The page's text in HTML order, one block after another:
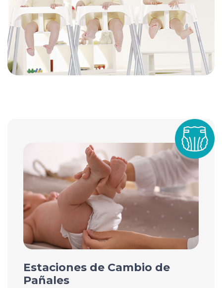
Estaciones de Cambio de
Pañales